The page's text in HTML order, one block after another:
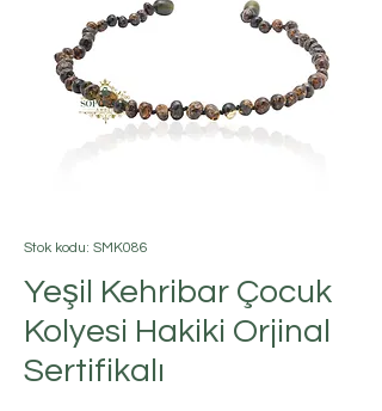
Stok kodu: SMK086
Yeşil Kehribar Çocuk
Kolyesi Hakiki Orjinal
Sertifikalı